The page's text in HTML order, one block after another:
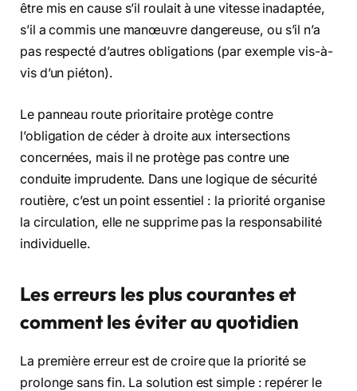
être mis en cause s’il roulait à une vitesse inadaptée,
s’il a commis une manœuvre dangereuse, ou s’il n’a
pas respecté d’autres obligations (par exemple vis-à-
vis d’un piéton).
Le panneau route prioritaire protège contre
l’obligation de céder à droite aux intersections
concernées, mais il ne protège pas contre une
conduite imprudente. Dans une logique de sécurité
routière, c’est un point essentiel : la priorité organise
la circulation, elle ne supprime pas la responsabilité
individuelle.
Les erreurs les plus courantes et
comment les éviter au quotidien
La première erreur est de croire que la priorité se
prolonge sans fin. La solution est simple : repérer le